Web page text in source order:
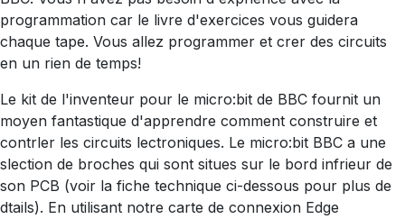
programmation car le livre d'exercices vous guidera
chaque tape. Vous allez programmer et crer des circuits
en un rien de temps!
Le kit de l'inventeur pour le micro:bit de BBC fournit un
moyen fantastique d'apprendre comment construire et
contrler les circuits lectroniques. Le micro:bit BBC a une
slection de broches qui sont situes sur le bord infrieur de
son PCB (voir la fiche technique ci-dessous pour plus de
dtails). En utilisant notre carte de connexion Edge